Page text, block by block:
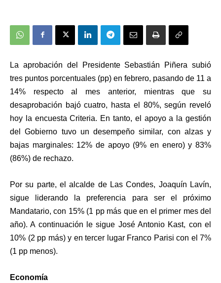
La aprobación del Presidente Sebastián Piñera subió
tres puntos porcentuales (pp) en febrero, pasando de 11 a
14% respecto al mes anterior, mientras que su
desaprobación bajó cuatro, hasta el 80%, según reveló
hoy la encuesta Criteria. En tanto, el apoyo a la gestión
del Gobierno tuvo un desempeño similar, con alzas y
bajas marginales: 12% de apoyo (9% en enero) y 83%
(86%) de rechazo.
Por su parte, el alcalde de Las Condes, Joaquín Lavín,
sigue liderando la preferencia para ser el próximo
Mandatario, con 15% (1 pp más que en el primer mes del
año). A continuación le sigue José Antonio Kast, con el
10% (2 pp más) y en tercer lugar Franco Parisi con el 7%
(1 pp menos).
Economía